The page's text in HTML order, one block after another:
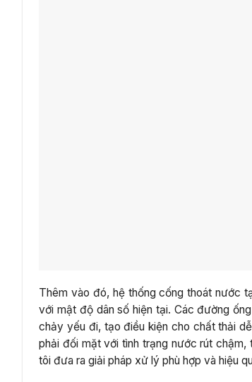
Thêm vào đó, hệ thống cống thoát nước
với mật độ dân số hiện tại. Các đường
chảy yếu đi, tạo điều kiện cho chất thải
phải đối mặt với tình trạng nước rút
tôi đưa ra giải pháp xử lý phù hợp và hiệu